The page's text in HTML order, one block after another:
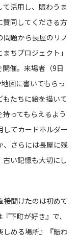
活用し、賑わうま
賛同してくださる方
題から長屋のリノ
ちプロジェクト」
催。来場者（9日
図に書いてもらっ
たちに絵を描いて
ってもらえるよう
してカードホルダー
、さらには長屋に残
い記憶も大切にし
接聞けたのは初めて
下町が好き』で、
しめる場所』『賑わ